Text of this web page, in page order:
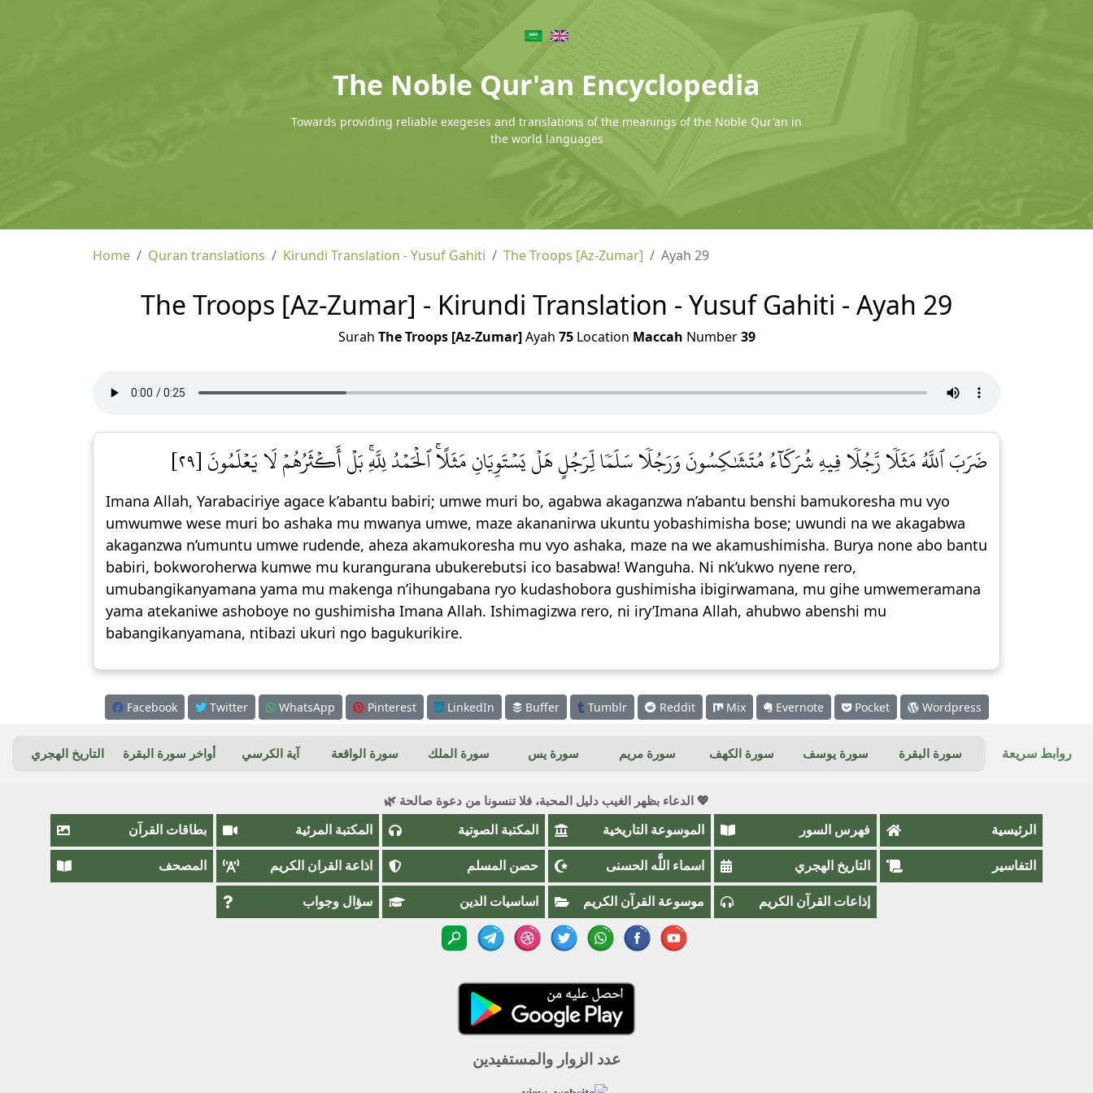
The Noble Qur'an Encyclopedia
Towards providing reliable exegeses and translations of the meanings of the Noble Qur'an in
the world languages
Home Quran translations Kirundi Translation - Yusuf Gahiti The Troops [Az-Zumar] Ayah 29
The Troops [Az-Zumar] - Kirundi Translation - Yusuf Gahiti - Ayah 29
Surah The Troops [Az-Zumar]Ayah 75Location Maccah Number39
ضَرَبَ ٱللَّهُ مَثَلٗا رَّجُلٗا فِيهِ شُرَكَآءُ مُتَشَٰكِسُونَ وَرَجُلٗا سَلَمٗا لِّرَجُلٍ هَلۡ يَسۡتَوِيَانِ مَثَلًاۚ ٱلۡحَمۡدُ لِلَّهِۚ بَلۡ أَكۡثَرُهُمۡ لَا يَعۡلَمُونَ [٢٩]
Imana Allah, Yarabaciriye agace k’abantu babiri; umwe muri bo, agabwa akaganzwa n’abantu benshi bamukoresha mu vyo
umwumwe wese muri bo ashaka mu mwanya umwe, maze akananirwa ukuntu yobashimisha bose; uwundi na we akagabwa
akaganzwa n’umuntu umwe rudende, aheza akamukoresha mu vyo ashaka, maze na we akamushimisha. Burya none abo bantu
babiri, bokworoherwa kumwe mu kurangurana ubukerebutsi ico basabwa! Wanguha. Ni nk’ukwo nyene rero,
umubangikanyamana yama mu makenga n’ihungabana ryo kudashobora gushimisha ibigirwamana, mu gihe umwemeramana
yama atekaniwe ashoboye no gushimisha Imana Allah. Ishimagizwa rero, ni iry’Imana Allah, ahubwo abenshi mu
babangikanyamana, ntibazi ukuri ngo bagukurikire.
Facebook Twitter WhatsApp Pinterest LinkedIn Buffer Tumblr Reddit Mix Evernote Pocket Wordpress
روابط سريعة سورة البقرة سورة يوسف سورة الكهف سورة مريم سورة يس سورة الملك سورة الواقعة آية الكرسي أواخر سورة البقرة التاريخ الهجري
💖 الدعاء بظهر الغيب دليل المحبة، فلا تنسونا من دعوة صالحة 🌿
الرئيسية فهرس السور الموسوعة التاريخية المكتبة الصوتية المكتبة المرئية بطاقات القرآن
التفاسير التاريخ الهجري اسماء اللَّٰه الحسنى حصن المسلم اذاعة القران الكريم المصحف
إذاعات القرآن الكريم موسوعة القرآن الكريم اساسيات الدين سؤال وجواب
عدد الزوار والمستفيدين